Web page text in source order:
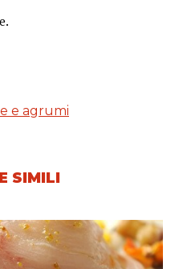
e agrumi
SIMILI